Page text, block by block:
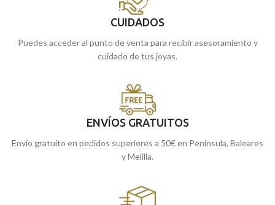
CUIDADOS
Puedes acceder al punto de venta para recibir asesoramiento y
cuidado de tus joyas.
ENVÍOS GRATUITOS
Envío gratuito en pedidos superiores a 50€ en Península, Baleares
y Melilla.